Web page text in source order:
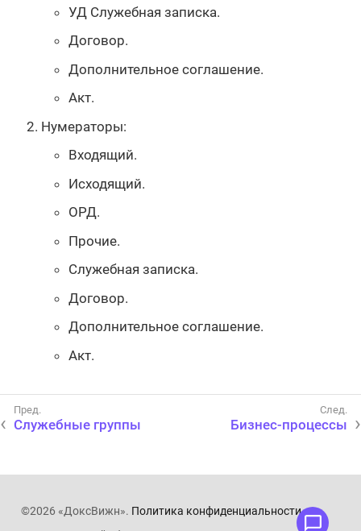
УД Служебная записка.
Договор.
Дополнительное соглашение.
Акт.
Нумераторы:
Входящий.
Исходящий.
ОРД.
Прочие.
Служебная записка.
Договор.
Дополнительное соглашение.
Акт.
Служебные группы Бизнес-процессы
©2026 «ДоксВижн». Политика конфиденциальности.